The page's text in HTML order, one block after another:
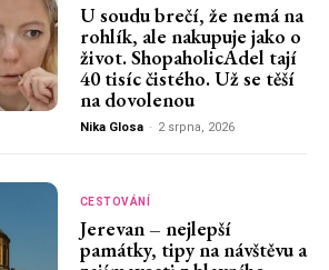
U soudu brečí, že nemá na
rohlík, ale nakupuje jako o
život. ShopaholicAdel tají
40 tisíc čistého. Už se těší
na dovolenou
Nika Glosa - 2 srpna, 2026
CESTOVÁNÍ
Jerevan – nejlepší
památky, tipy na návštěvu a